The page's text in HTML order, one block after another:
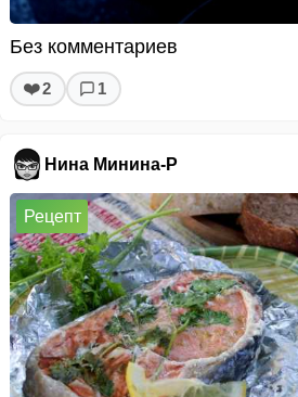
Без комментариев
❤️2 1
Нина Минина-Р
Рецепт